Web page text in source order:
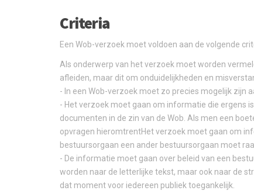
Criteria
Een Wob-verzoek moet voldoen aan de volgende
Als onderwerp van het verzoek moet worden
afleiden, maar dit om onduidelijkheden en
- In een Wob-verzoek moet zo precies mogelijk
- Het verzoek moet gaan om informatie die ergens
documenten in de zin van de Wob. Als men een
opvragen hieromtrentHet verzoek moet gaan om
bestuursorgaan een ander bestuursorgaan moet
- De informatie moet gaan over beleid van een
worden naar de letterlijke tekst, maar ook naar de
dat moment voor iedereen publiek toegankelijk.